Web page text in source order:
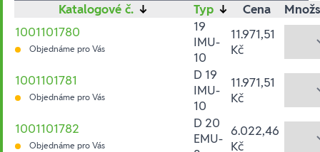
Katalogové č. ↓ Typ ↓ Cena
1001101780
Objednáme pro Vás
19
IMU-
10
11.971,51
Kč
1001101781
Objednáme pro Vás
D 19
IMU-
10
11.971,51
Kč
1001101782
Objednáme pro Vás
D 20
EMU- 6.022,46
Kč